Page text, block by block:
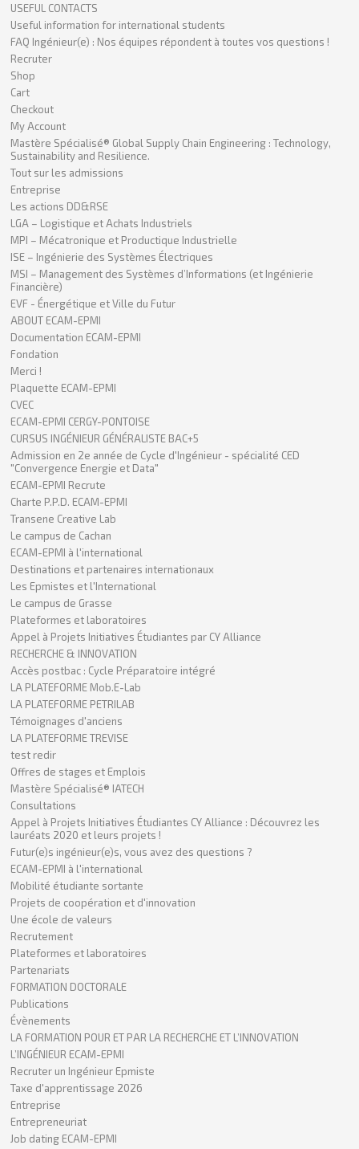
USEFUL CONTACTS
Useful information for international students
FAQ Ingénieur(e) : Nos équipes répondent à toutes vos questions !
Recruter
Shop
Cart
Checkout
My Account
Mastère Spécialisé® Global Supply Chain Engineering : Technology,
Sustainability and Resilience.
Tout sur les admissions
Entreprise
Les actions DD&RSE
LGA – Logistique et Achats Industriels
MPI – Mécatronique et Productique Industrielle
ISE – Ingénierie des Systèmes Électriques
MSI – Management des Systèmes d’Informations (et Ingénierie
Financière)
EVF - Énergétique et Ville du Futur
ABOUT ECAM-EPMI
Documentation ECAM-EPMI
Fondation
Merci !
Plaquette ECAM-EPMI
CVEC
ECAM-EPMI CERGY-PONTOISE
CURSUS INGÉNIEUR GÉNÉRALISTE BAC+5
Admission en 2e année de Cycle d'Ingénieur - spécialité CED
"Convergence Energie et Data"
ECAM-EPMI Recrute
Charte P.P.D. ECAM-EPMI
Transene Creative Lab
Le campus de Cachan
ECAM-EPMI à l'international
Destinations et partenaires internationaux
Les Epmistes et l'International
Le campus de Grasse
Plateformes et laboratoires
Appel à Projets Initiatives Étudiantes par CY Alliance
RECHERCHE & INNOVATION
Accès postbac : Cycle Préparatoire intégré
LA PLATEFORME Mob.E-Lab
LA PLATEFORME PETRILAB
Témoignages d'anciens
LA PLATEFORME TREVISE
test redir
Offres de stages et Emplois
Mastère Spécialisé® IATECH
Consultations
Appel à Projets Initiatives Étudiantes CY Alliance : Découvrez les
lauréats 2020 et leurs projets !
Futur(e)s ingénieur(e)s, vous avez des questions ?
ECAM-EPMI à l'international
Mobilité étudiante sortante
Projets de coopération et d'innovation
Une école de valeurs
Recrutement
Plateformes et laboratoires
Partenariats
FORMATION DOCTORALE
Publications
Évènements
LA FORMATION POUR ET PAR LA RECHERCHE ET L’INNOVATION
L’INGÉNIEUR ECAM-EPMI
Recruter un Ingénieur Epmiste
Taxe d'apprentissage 2026
Entreprise
Entrepreneuriat
Job dating ECAM-EPMI